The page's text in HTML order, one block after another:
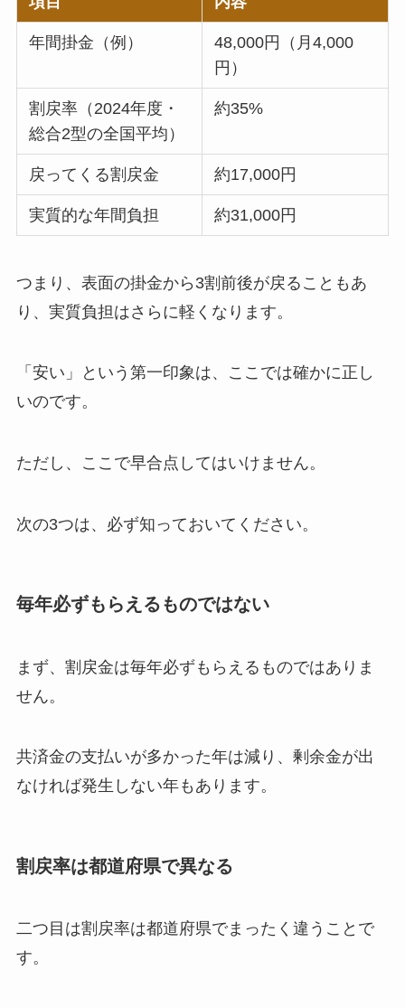
年間掛金（例）
48,000円（月4,000
円）
割戻率（2024年度・
総合2型の全国平均）
約35%
戻ってくる割戻金 約17,000円
実質的な年間負担 約31,000円
つまり、表面の掛金から3割前後が戻ることもあ
り、実質負担はさらに軽くなります。
「安い」という第一印象は、ここでは確かに正し
いのです。
ただし、ここで早合点してはいけません。
次の3つは、必ず知っておいてください。
毎年必ずもらえるものではない
まず、割戻金は毎年必ずもらえるものではありま
せん。
共済金の支払いが多かった年は減り、剰余金が出
なければ発生しない年もあります。
割戻率は都道府県で異なる
二つ目は割戻率は都道府県でまったく違うことで
す。